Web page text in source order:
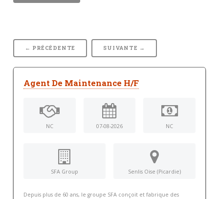
← PRÉCÉDENTE SUIVANTE →
Agent De Maintenance H/F
NC 07-08-2026 NC
SFA Group Senlis Oise (Picardie)
Depuis plus de 60 ans, le groupe SFA conçoit et fabrique des